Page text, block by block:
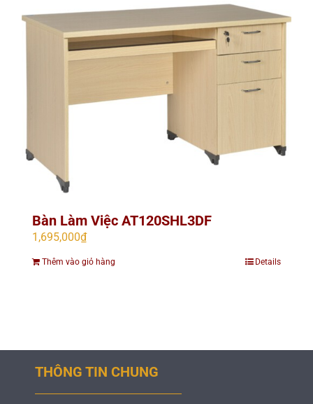
Bàn Làm Việc AT120SHL3DF
1,695,000₫
Thêm vào giỏ hàng Details
THÔNG TIN CHUNG